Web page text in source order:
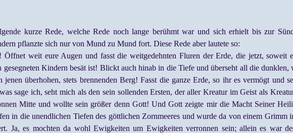
kurze Rede, welche Rede noch lange berühmt war und sich erhielt bis zur
pflanzte sich nur von Mund zu Mund fort. Diese Rede aber lautete so:
Öffnet weit eure Augen und fasst die weitgedehnten Fluren der Erde, die jetzt, soweit
gesegneten Kindern besät ist! Blickt auch hinab in die Tiefe und überseht all die dunklen,
jenen überhohen, stets brennenden Berg! Fasst die ganze Erde, so ihr es vermögt und
sage ich, seht mich als den sein sollenden Ersten, der aller Kreatur im Geist als
Mitte und wollte sein größer denn Gott! Und Gott zeigte mir die Macht Seiner
in die unendlichen Tiefen des göttlichen Zornmeeres und wurde da von einem Grimm
Ja, es mochten da wohl Ewigkeiten um Ewigkeiten verronnen sein; allein es war